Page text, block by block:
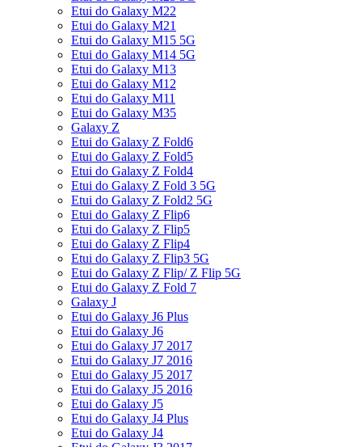
Etui do Galaxy M22
Etui do Galaxy M21
Etui do Galaxy M15 5G
Etui do Galaxy M14 5G
Etui do Galaxy M13
Etui do Galaxy M12
Etui do Galaxy M11
Etui do Galaxy M35
Galaxy Z
Etui do Galaxy Z Fold6
Etui do Galaxy Z Fold5
Etui do Galaxy Z Fold4
Etui do Galaxy Z Fold 3 5G
Etui do Galaxy Z Fold2 5G
Etui do Galaxy Z Flip6
Etui do Galaxy Z Flip5
Etui do Galaxy Z Flip4
Etui do Galaxy Z Flip3 5G
Etui do Galaxy Z Flip/ Z Flip 5G
Etui do Galaxy Z Fold 7
Galaxy J
Etui do Galaxy J6 Plus
Etui do Galaxy J6
Etui do Galaxy J7 2017
Etui do Galaxy J7 2016
Etui do Galaxy J5 2017
Etui do Galaxy J5 2016
Etui do Galaxy J5
Etui do Galaxy J4 Plus
Etui do Galaxy J4